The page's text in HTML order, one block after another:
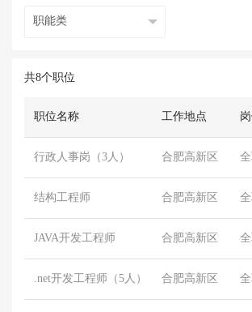
共8个职位
职位名称 工作地点
行政人事岗（3人） 合肥高新区
结构工程师 合肥高新区
JAVA开发工程师 合肥高新区
.net开发工程师（5人） 合肥高新区